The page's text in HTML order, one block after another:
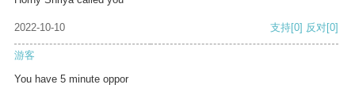
2022-10-10 支持[0] 反对[0]
游客
You have 5 minute oppor